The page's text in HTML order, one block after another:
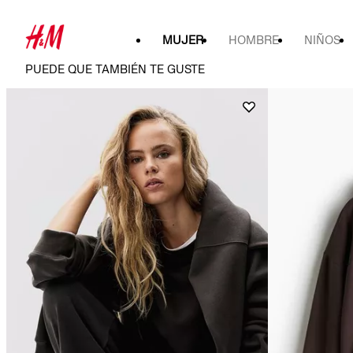
MUJER HOMBRE NIÑOS
PUEDE QUE TAMBIÉN TE GUSTE